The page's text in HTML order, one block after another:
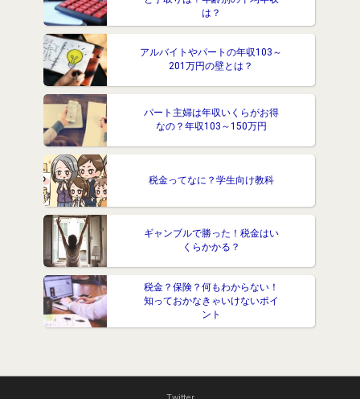
は？
アルバイトやパートの年収103～
201万円の壁とは？
パート主婦は年収いくらがお得
なの？年収103～150万円
税金ってなに？学生向け教科
ギャンブルで勝った！税金はい
くらかかる？
税金？保険？何もわからない！
知っておかなきゃいけないポイ
ント